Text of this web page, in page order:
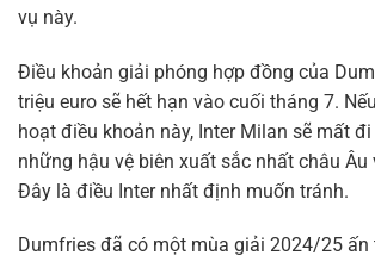
vụ này.
Điều khoản giải phóng hợp đồng của
triệu euro sẽ hết hạn vào cuối tháng 7.
hoạt điều khoản này, Inter Milan sẽ mất
những hậu vệ biên xuất sắc nhất châu Âu
Đây là điều Inter nhất định muốn tránh.
Dumfries đã có một mùa giải 2024/25 ấn